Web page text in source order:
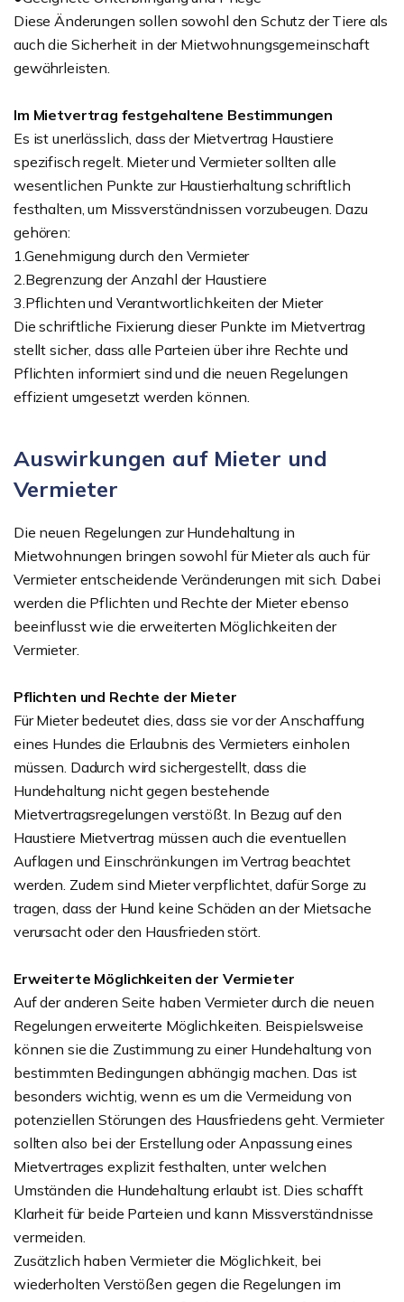
Diese Änderungen sollen sowohl den Schutz der Tiere als
auch die Sicherheit in der Mietwohnungsgemeinschaft
gewährleisten.
Im Mietvertrag festgehaltene Bestimmungen
Es ist unerlässlich, dass der Mietvertrag Haustiere
spezifisch regelt. Mieter und Vermieter sollten alle
wesentlichen Punkte zur Haustierhaltung schriftlich
festhalten, um Missverständnissen vorzubeugen. Dazu
gehören:
1.Genehmigung durch den Vermieter
2.Begrenzung der Anzahl der Haustiere
3.Pflichten und Verantwortlichkeiten der Mieter
Die schriftliche Fixierung dieser Punkte im Mietvertrag
stellt sicher, dass alle Parteien über ihre Rechte und
Pflichten informiert sind und die neuen Regelungen
effizient umgesetzt werden können.
Auswirkungen auf Mieter und
Vermieter
Die neuen Regelungen zur Hundehaltung in
Mietwohnungen bringen sowohl für Mieter als auch für
Vermieter entscheidende Veränderungen mit sich. Dabei
werden die Pflichten und Rechte der Mieter ebenso
beeinflusst wie die erweiterten Möglichkeiten der
Vermieter.
Pflichten und Rechte der Mieter
Für Mieter bedeutet dies, dass sie vor der Anschaffung
eines Hundes die Erlaubnis des Vermieters einholen
müssen. Dadurch wird sichergestellt, dass die
Hundehaltung nicht gegen bestehende
Mietvertragsregelungen verstößt. In Bezug auf den
Haustiere Mietvertrag müssen auch die eventuellen
Auflagen und Einschränkungen im Vertrag beachtet
werden. Zudem sind Mieter verpflichtet, dafür Sorge zu
tragen, dass der Hund keine Schäden an der Mietsache
verursacht oder den Hausfrieden stört.
Erweiterte Möglichkeiten der Vermieter
Auf der anderen Seite haben Vermieter durch die neuen
Regelungen erweiterte Möglichkeiten. Beispielsweise
können sie die Zustimmung zu einer Hundehaltung von
bestimmten Bedingungen abhängig machen. Das ist
besonders wichtig, wenn es um die Vermeidung von
potenziellen Störungen des Hausfriedens geht. Vermieter
sollten also bei der Erstellung oder Anpassung eines
Mietvertrages explizit festhalten, unter welchen
Umständen die Hundehaltung erlaubt ist. Dies schafft
Klarheit für beide Parteien und kann Missverständnisse
vermeiden.
Zusätzlich haben Vermieter die Möglichkeit, bei
wiederholten Verstößen gegen die Regelungen im